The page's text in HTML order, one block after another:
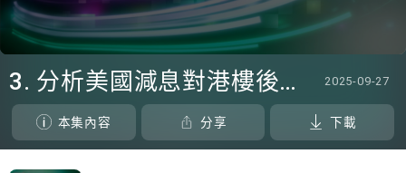
seconds
of
seconds
3. 分析美國減息對港樓後市影響 2025-09-27
本集內容 分享 下載